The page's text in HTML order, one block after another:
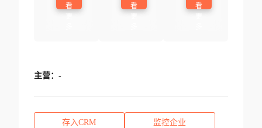
看
看
看
主营： -
存入CRM 监控企业